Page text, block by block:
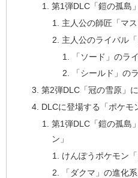
第1弾DLC「鎧の孤島
主人公の師匠「マス
主人公のライバル
「ソード」のラ
「シールド」の
第2弾DLC「冠の雪原」
DLCに登場する「ポケモ
第1弾DLC「鎧の孤島
ン」
けんぽうポケモン「
「ダクマ」の進化